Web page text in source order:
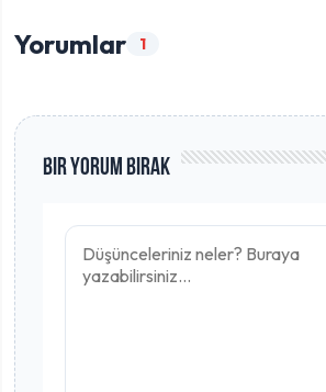
Yorumlar 1
Bir Yorum Bırak